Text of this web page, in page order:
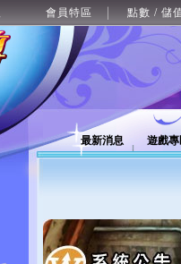
會員特區 點數 / 儲
最新消息 遊戲